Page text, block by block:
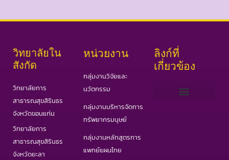
วิทยาลัยใน
สังกัด
วิทยาลัยการ
สาธารณสุขสิรินธร
จังหวัดขอนแก่น
วิทยาลัยการ
สาธารณสุขสิรินธร
จังหวัดยะลา
หน่วยงาน
กลุ่มงานวิจัยและ
นวัตกรรม
กลุ่มงานบริหารจัดการ
ทรัพยากรมนุษย์
กลุ่มงานหลักสูตรการ
แพทย์แผนไทย
ลิงก์ที่
เกี่ยวข้อง